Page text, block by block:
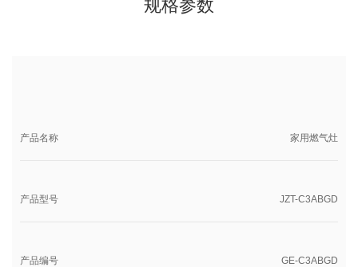
规格参数
产品名称 家用燃气灶
产品型号 JZT-C3ABGD
产品编号 GE-C3ABGD